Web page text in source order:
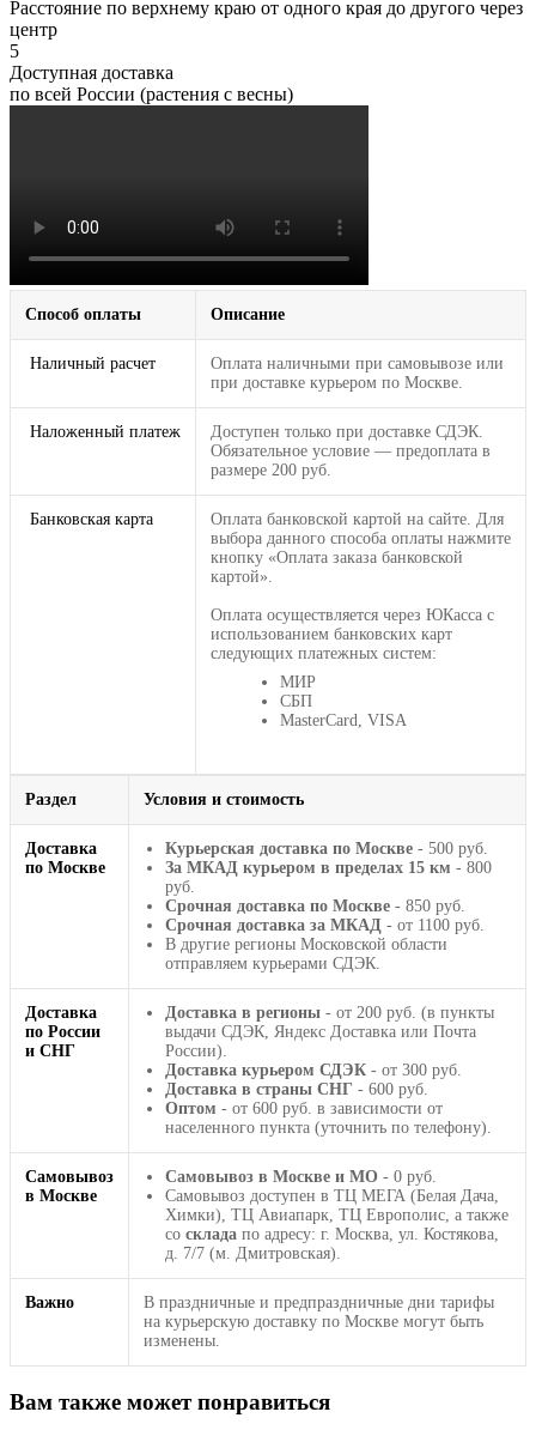
Расстояние по верхнему краю от одного края до другого через
центр
5
Доступная доставка
по всей России (растения с весны)
Способ оплаты Описание
Наличный расчет
Оплата наличными при самовывозе или
при доставке курьером по Москве.
Наложенный платеж
Доступен только при доставке СДЭК.
Обязательное условие — предоплата в
размере 200 руб.
Банковская карта
Оплата банковской картой на сайте. Для
выбора данного способа оплаты нажмите
кнопку «Оплата заказа банковской
картой».
Оплата осуществляется через ЮКасса с
использованием банковских карт
следующих платежных систем:
МИР
СБП
MasterCard, VISA
Раздел Условия и стоимость
Доставка
по Москве
Курьерская доставка по Москве - 500 руб.
За МКАД курьером в пределах 15 км - 800
руб.
Срочная доставка по Москве - 850 руб.
Срочная доставка за МКАД - от 1100 руб.
В другие регионы Московской области
отправляем курьерами СДЭК.
Доставка
по России
и СНГ
Доставка в регионы - от 200 руб. (в пункты
выдачи СДЭК, Яндекс Доставка или Почта
России).
Доставка курьером СДЭК - от 300 руб.
Доставка в страны СНГ - 600 руб.
Оптом - от 600 руб. в зависимости от
населенного пункта (уточнить по телефону).
Самовывоз
в Москве
Самовывоз в Москве и МО - 0 руб.
Самовывоз доступен в ТЦ МЕГА (Белая Дача,
Химки), ТЦ Авиапарк, ТЦ Европолис, а также
со склада по адресу: г. Москва, ул. Костякова,
д. 7/7 (м. Дмитровская).
Важно
В праздничные и предпраздничные дни тарифы
на курьерскую доставку по Москве могут быть
изменены.
Вам также может понравиться